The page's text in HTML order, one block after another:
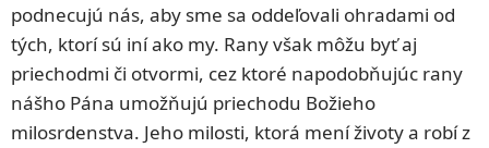
podnecujú nás, aby sme sa oddeľovali ohradami od
tých, ktorí sú iní ako my. Rany však môžu byť aj
priechodmi či otvormi, cez ktoré napodobňujúc rany
nášho Pána umožňujú priechodu Božieho
milosrdenstva. Jeho milosti, ktorá mení životy a robí z